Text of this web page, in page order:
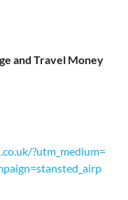
and Travel Money
?utm_medium=